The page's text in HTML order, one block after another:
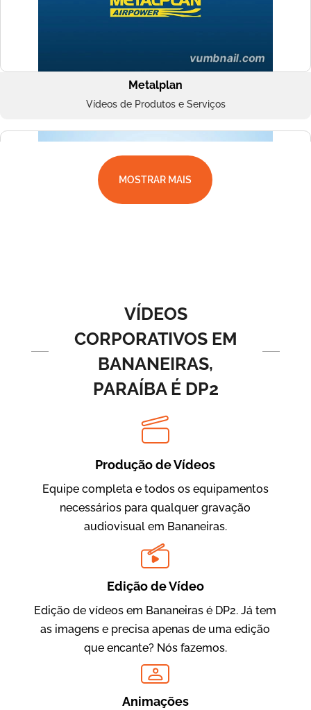
Metalplan
Vídeos de Produtos e Serviços
BRF Parceiros
Vídeos de Integração e Segurança
Vídeo Institucional
MOSTRAR MAIS
VÍDEOS
CORPORATIVOS EM
BANANEIRAS,
PARAÍBA É DP2
Produção de Vídeos
Equipe completa e todos os equipamentos
necessários para qualquer gravação
audiovisual em Bananeiras.
Edição de Vídeo
Edição de vídeos em Bananeiras é DP2. Já tem
as imagens e precisa apenas de uma edição
que encante? Nós fazemos.
Animações